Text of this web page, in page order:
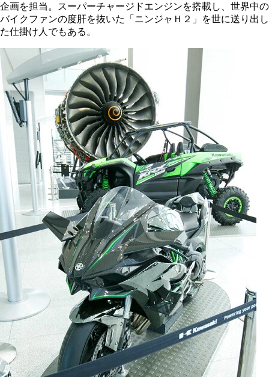
企画を担当。スーパーチャージドエンジンを搭載し、世界中の
バイクファンの度肝を抜いた「ニンジャＨ２」を世に送り出し
た仕掛け人でもある。